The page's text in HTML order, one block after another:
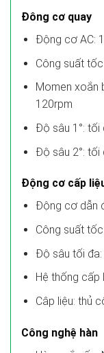
Đông cơ quay
Động cơ AC:
Công suất
Momen xoắn
120rpm
Độ sâu 1°: tối
Độ sâu 2°: tối
Động cơ cấp
Động cơ dẫn
Công suất
Độ sâu tối đa:
Hệ thống cấp
Câp liệu: thủ
Công nghệ hàn